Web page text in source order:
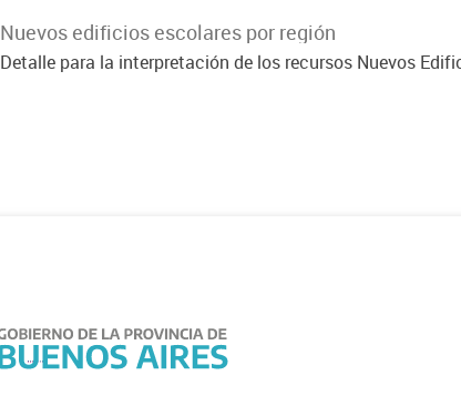
Nuevos edificios escolares por región
Detalle para la interpretación de los recursos Nuevos